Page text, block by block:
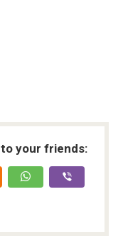
your friends: